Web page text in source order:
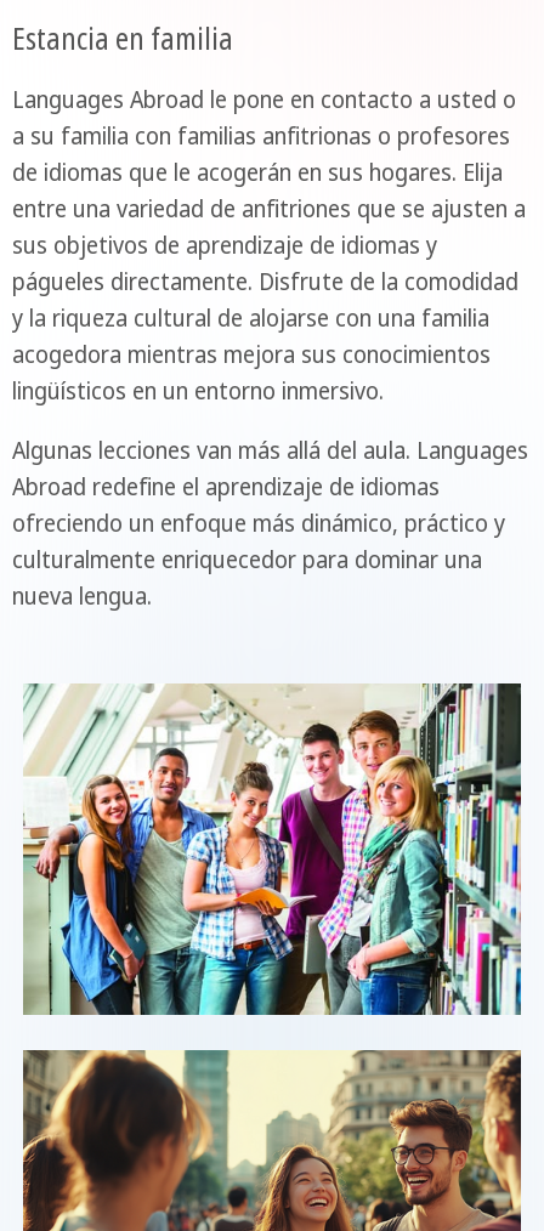
Estancia en familia
Languages Abroad le pone en contacto a usted o
a su familia con familias anfitrionas o profesores
de idiomas que le acogerán en sus hogares. Elija
entre una variedad de anfitriones que se ajusten a
sus objetivos de aprendizaje de idiomas y
págueles directamente. Disfrute de la comodidad
y la riqueza cultural de alojarse con una familia
acogedora mientras mejora sus conocimientos
lingüísticos en un entorno inmersivo.
Algunas lecciones van más allá del aula. Languages
Abroad redefine el aprendizaje de idiomas
ofreciendo un enfoque más dinámico, práctico y
culturalmente enriquecedor para dominar una
nueva lengua.